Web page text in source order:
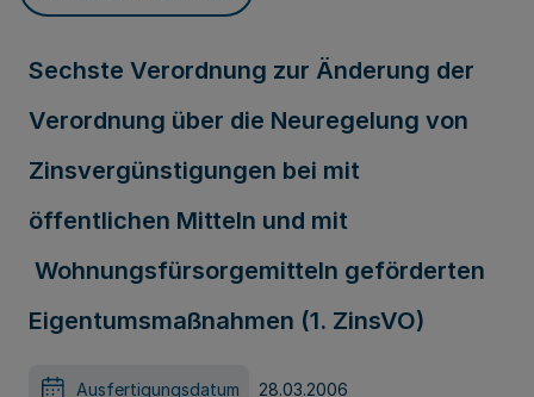
Sechste Verordnung zur Änderung der
Verordnung über die Neuregelung von
Zinsvergünstigungen bei mit
öffentlichen Mitteln und mit
Wohnungsfürsorgemitteln geförderten
Eigentumsmaßnahmen (1. ZinsVO)
Ausfertigungsdatum 28.03.2006